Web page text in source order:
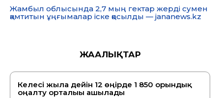
Жамбыл облысында 2,7 мың гектар жерді сумен
қамтитын ұңғымалар іске қосылды — jananews.kz
ЖАҢАЛЫҚТАР
Келесі жылға дейін 12 өңірде 1 850 орындық
оңалту орталығы ашылады